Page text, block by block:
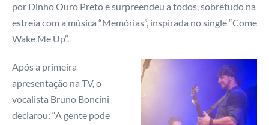
por Dinho Ouro Preto e surpreendeu a todos, sobretudo na
estreia com a música “Memórias”, inspirada no single “Come
Wake Me Up”.
Após a primeira
apresentação na TV, o
vocalista Bruno Boncini
declarou: “A gente pode